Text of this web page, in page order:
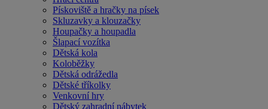
Pískoviště a hračky na písek
Skluzavky a klouzačky
Houpačky a houpadla
Šlapací vozítka
Dětská kola
Koloběžky
Dětská odrážedla
Dětské tříkolky
Venkovní hry
Dětský zahradní nábytek